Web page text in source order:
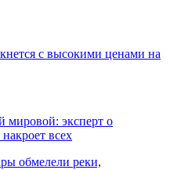
с высокими ценами на
мировой: эксперт о
всех
обмелели реки,